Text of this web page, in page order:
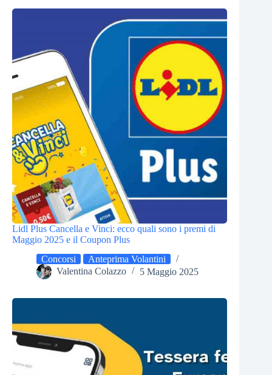
Lidl Plus Cancella e Vinci: ecco quali sono i premi di
Maggio 2025 e il Coupon Plus
Concorsi
Anteprima Volantini
Valentina Colazzo
5 Maggio 2025